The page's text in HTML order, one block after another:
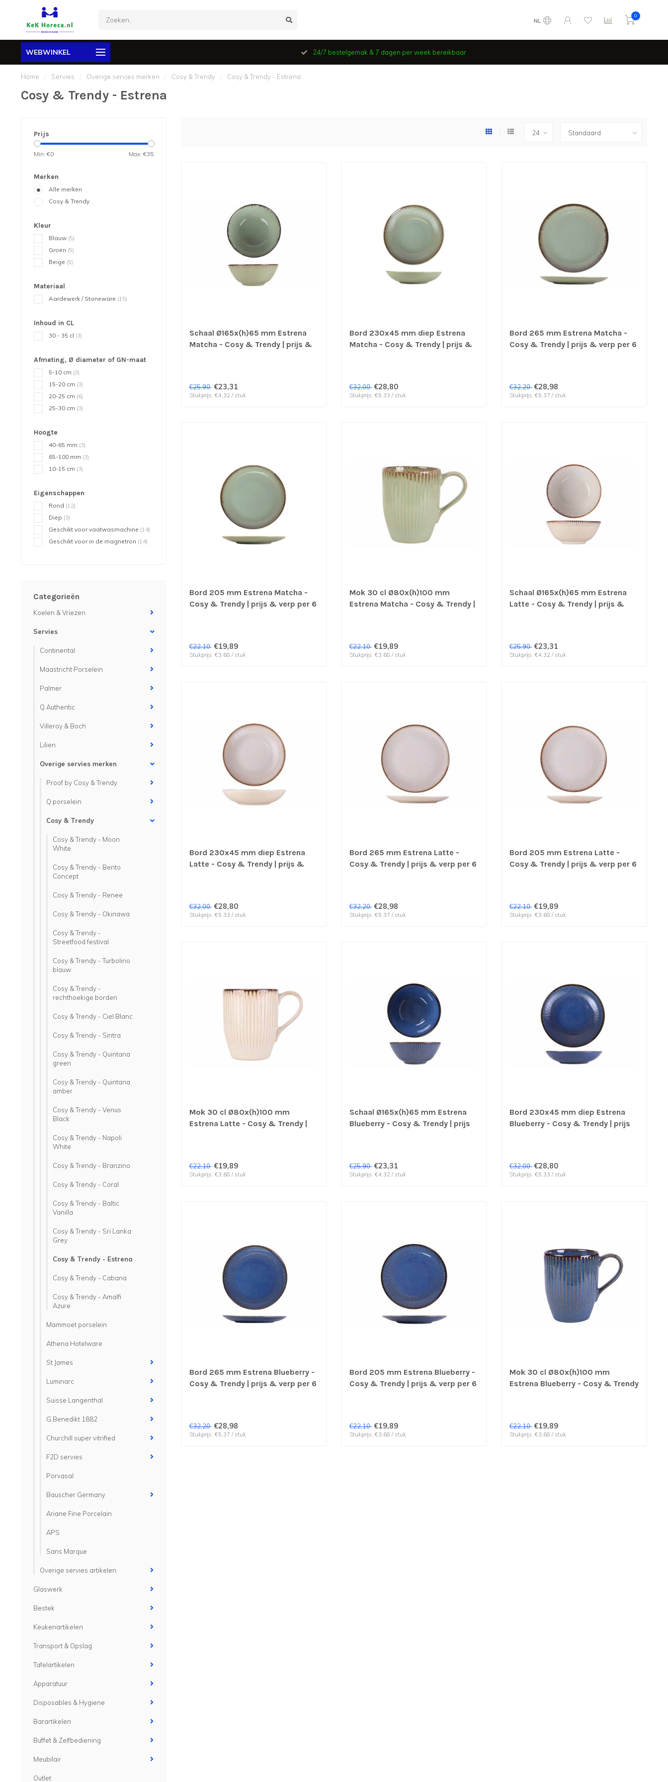
NL
0
WEBWINKEL 24/7 bestelgemak & 7 dagen per week bereikbaar
Home / Servies / Overige servies merken / Cosy & Trendy / Cosy & Trendy - Estrena
Cosy & Trendy - Estrena
Prijs
Min: €0 Max: €35
Merken
Alle merken
Cosy & Trendy
Kleur
Blauw (5)
Groen (5)
Beige (5)
Materiaal
Aardewerk / Stoneware (15)
Inhoud in CL
30 - 35 cl (3)
Afmeting, Ø diameter of GN-maat
5-10 cm (3)
15-20 cm (3)
20-25 cm (6)
25-30 cm (3)
Hoogte
40-65 mm (3)
65-100 mm (3)
10-15 cm (3)
Eigenschappen
Rond (12)
Diep (3)
Geschikt voor vaatwasmachine (14)
Geschikt voor in de magnetron (14)
Categorieën
Koelen & Vriezen
Servies
Continental
Maastricht Porselein
Palmer
Q Authentic
Villeroy & Boch
Lilien
Overige servies merken
Proof by Cosy & Trendy
Q porselein
Cosy & Trendy
Cosy & Trendy - Moon
White
Cosy & Trendy - Bento
Concept
Cosy & Trendy - Renee
Cosy & Trendy - Okinawa
Cosy & Trendy -
Streetfood festival
Cosy & Trendy - Turbolino
blauw
Cosy & Trendy -
rechthoekige borden
Cosy & Trendy - Ciel Blanc
Cosy & Trendy - Sintra
Cosy & Trendy - Quintana
green
Cosy & Trendy - Quintana
amber
Cosy & Trendy - Venus
Black
Cosy & Trendy - Napoli
White
Cosy & Trendy - Branzino
Cosy & Trendy - Coral
Cosy & Trendy - Baltic
Vanilla
Cosy & Trendy - Sri Lanka
Grey
Cosy & Trendy - Estrena
Cosy & Trendy - Cabana
Cosy & Trendy - Amalfi
Azure
Mammoet porselein
Athena Hotelware
St James
Luminarc
Suisse Langenthal
G.Benedikt 1882
Churchill super vitrified
F2D servies
Porvasal
Bauscher Germany
Ariane Fine Porcelain
APS
Sans Marque
Overige servies artikelen
Glaswerk
Bestek
Keukenartikelen
Transport & Opslag
Tafelartikelen
Apparatuur
Disposables & Hygiene
Barartikelen
Buffet & Zelfbediening
Meubilair
Outlet
Schaal Ø165x(h)65 mm Estrena
Matcha - Cosy & Trendy | prijs &
€25,90 €23,31
Stukprijs: €4,32 / stuk
Bord 230x45 mm diep Estrena
Matcha - Cosy & Trendy | prijs &
€32,00 €28,80
Stukprijs: €5,33 / stuk
Bord 265 mm Estrena Matcha -
Cosy & Trendy | prijs & verp per 6
€32,20 €28,98
Stukprijs: €5,37 / stuk
Bord 205 mm Estrena Matcha -
Cosy & Trendy | prijs & verp per 6
€22,10 €19,89
Stukprijs: €3,68 / stuk
Mok 30 cl Ø80x(h)100 mm
Estrena Matcha - Cosy & Trendy |
€22,10 €19,89
Stukprijs: €3,68 / stuk
Schaal Ø165x(h)65 mm Estrena
Latte - Cosy & Trendy | prijs &
€25,90 €23,31
Stukprijs: €4,32 / stuk
Bord 230x45 mm diep Estrena
Latte - Cosy & Trendy | prijs &
€32,00 €28,80
Stukprijs: €5,33 / stuk
Bord 265 mm Estrena Latte -
Cosy & Trendy | prijs & verp per 6
€32,20 €28,98
Stukprijs: €5,37 / stuk
Bord 205 mm Estrena Latte -
Cosy & Trendy | prijs & verp per 6
€22,10 €19,89
Stukprijs: €3,68 / stuk
Mok 30 cl Ø80x(h)100 mm
Estrena Latte - Cosy & Trendy |
€22,10 €19,89
Stukprijs: €3,68 / stuk
Schaal Ø165x(h)65 mm Estrena
Blueberry - Cosy & Trendy | prijs
€25,90 €23,31
Stukprijs: €4,32 / stuk
Bord 230x45 mm diep Estrena
Blueberry - Cosy & Trendy | prijs
€32,00 €28,80
Stukprijs: €5,33 / stuk
Bord 265 mm Estrena Blueberry -
Cosy & Trendy | prijs & verp per 6
€32,20 €28,98
Stukprijs: €5,37 / stuk
Bord 205 mm Estrena Blueberry -
Cosy & Trendy | prijs & verp per 6
€22,10 €19,89
Stukprijs: €3,68 / stuk
Mok 30 cl Ø80x(h)100 mm
Estrena Blueberry - Cosy & Trendy
€22,10 €19,89
Stukprijs: €3,68 / stuk